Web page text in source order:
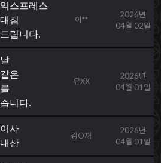
스프레스
점
립니다.
이**
2026년
04월 02일
은
니다.
유XX
2026년
04월 01일
사
산
김O재
2026년
04월 01일